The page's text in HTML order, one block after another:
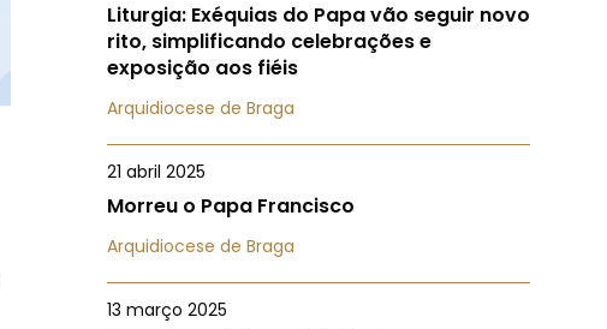
Liturgia: Exéquias do Papa vão seguir novo
rito, simplificando celebrações e
exposição aos fiéis
Arquidiocese de Braga
21 abril 2025
Morreu o Papa Francisco
Arquidiocese de Braga
13 março 2025